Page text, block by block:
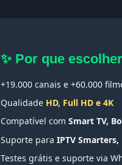
✨ Por que
+19.000 canais e +60.000
Qualidade HD, Full HD e 4K
Compatível com Smart TV,
Suporte para IPTV Smarters,
Testes grátis e suporte via